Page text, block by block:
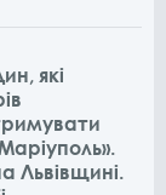
які
Львівщині.